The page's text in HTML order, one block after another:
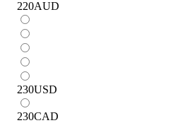
220AUD
230USD
230CAD